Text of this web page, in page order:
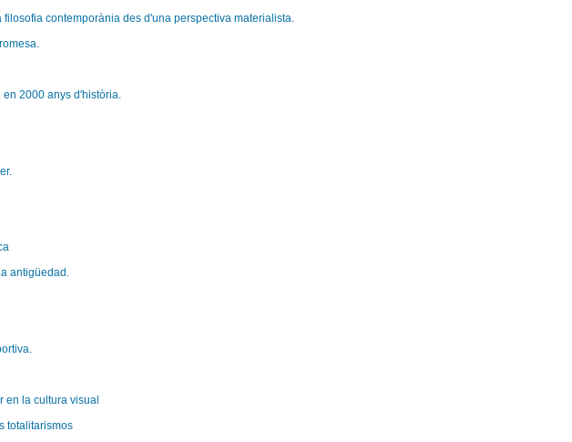
contemporània des d'una perspectiva materialista.
2000 anys d'història.
antigüedad.
en la cultura visual
totalitarismos